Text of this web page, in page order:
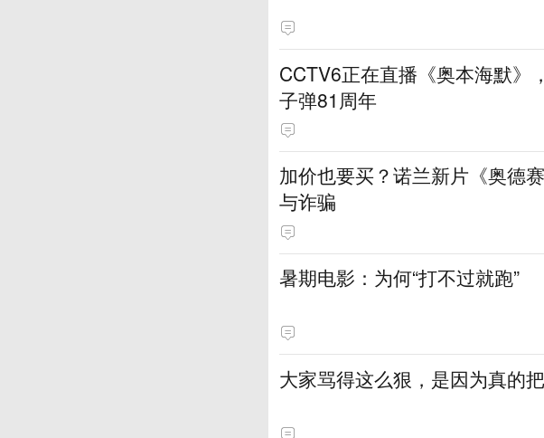
CCTV6正在直播《奥本海默》
子弹81周年
加价也要买？诺兰新片《奥德
与诈骗
暑期电影：为何“打不过就跑”
大家骂得这么狠，是因为真的